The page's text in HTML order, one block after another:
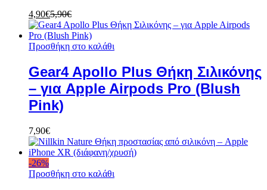
4,90€5,90€
Προσθήκη στο καλάθι
Gear4 Apollo Plus Θήκη Σιλικόνης
– για Apple Airpods Pro (Blush
Pink)
7,90€
-26%
Προσθήκη στο καλάθι